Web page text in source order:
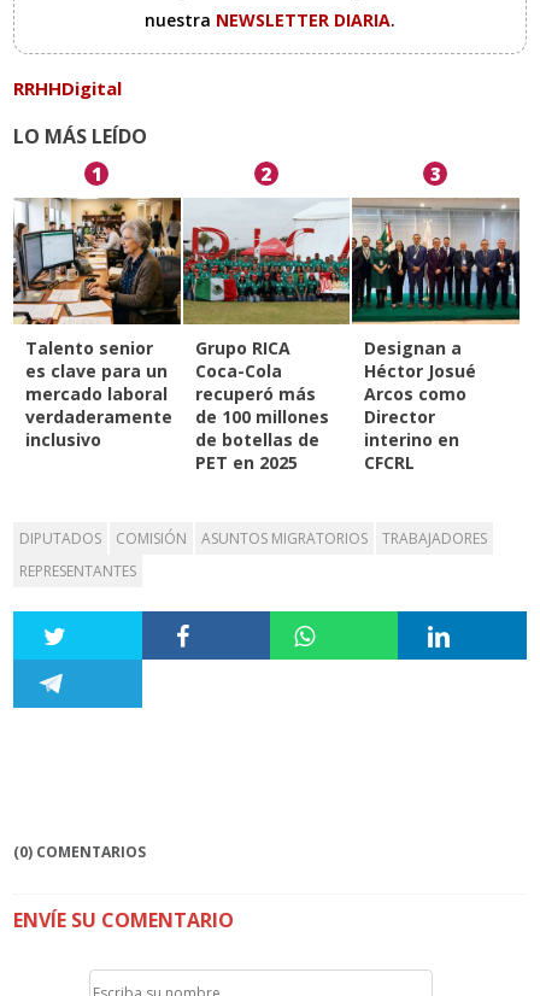
nuestra NEWSLETTER DIARIA.
RRHHDigital
LO MÁS LEÍDO
1
Talento senior
es clave para un
mercado laboral
verdaderamente
inclusivo
2
Grupo RICA
Coca-Cola
recuperó más
de 100 millones
de botellas de
PET en 2025
3
Designan a
Héctor Josué
Arcos como
Director
interino en
CFCRL
DIPUTADOS COMISIÓN ASUNTOS MIGRATORIOS
TRABAJADORES
REPRESENTANTES
(0) COMENTARIOS
ENVÍE SU COMENTARIO